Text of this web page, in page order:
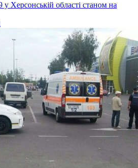
Херсонській області станом на